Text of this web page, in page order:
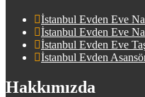
İstanbul Evden Eve
İstanbul Evden Eve
İstanbul Evden Eve
İstanbul Evden
Hakkımızda